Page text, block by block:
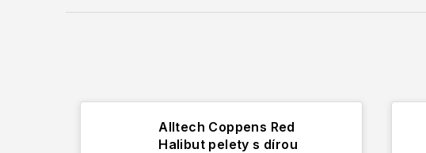
Alltech Coppens Red
Halibut pelety s dírou